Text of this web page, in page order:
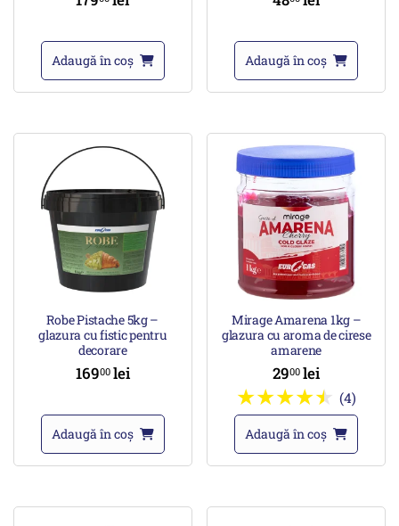
Adaugă în coș Adaugă în coș
Robe Pistache 5kg –
glazura cu fistic pentru
decorare
16900 lei
Adaugă în coș
Mirage Amarena 1kg –
glazura cu aroma de cirese
amarene
2900lei
(4)
Adaugă în coș